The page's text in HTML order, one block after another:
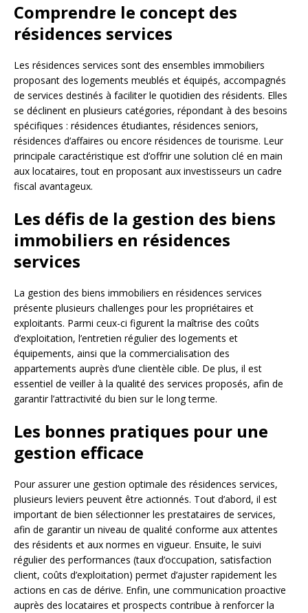
Comprendre le concept des
résidences services
Les résidences services sont des ensembles immobiliers
proposant des logements meublés et équipés, accompagnés
de services destinés à faciliter le quotidien des résidents. Elles
se déclinent en plusieurs catégories, répondant à des besoins
spécifiques : résidences étudiantes, résidences seniors,
résidences d’affaires ou encore résidences de tourisme. Leur
principale caractéristique est d’offrir une solution clé en main
aux locataires, tout en proposant aux investisseurs un cadre
fiscal avantageux.
Les défis de la gestion des biens
immobiliers en résidences
services
La gestion des biens immobiliers en résidences services
présente plusieurs challenges pour les propriétaires et
exploitants. Parmi ceux-ci figurent la maîtrise des coûts
d’exploitation, l’entretien régulier des logements et
équipements, ainsi que la commercialisation des
appartements auprès d’une clientèle cible. De plus, il est
essentiel de veiller à la qualité des services proposés, afin de
garantir l’attractivité du bien sur le long terme.
Les bonnes pratiques pour une
gestion efficace
Pour assurer une gestion optimale des résidences services,
plusieurs leviers peuvent être actionnés. Tout d’abord, il est
important de bien sélectionner les prestataires de services,
afin de garantir un niveau de qualité conforme aux attentes
des résidents et aux normes en vigueur. Ensuite, le suivi
régulier des performances (taux d’occupation, satisfaction
client, coûts d’exploitation) permet d’ajuster rapidement les
actions en cas de dérive. Enfin, une communication proactive
auprès des locataires et prospects contribue à renforcer la